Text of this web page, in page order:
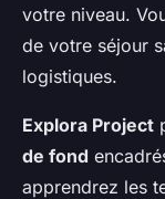
votre niveau.
de votre séjour
logistiques.
Explora Project
de fond
apprendrez les